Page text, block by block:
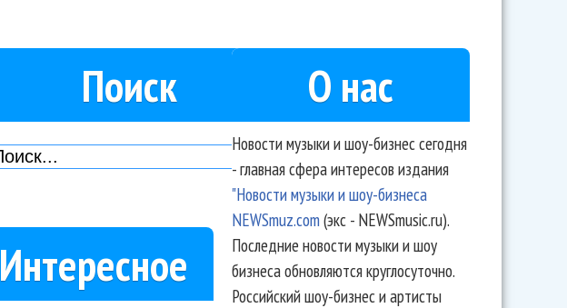
Поиск
Интересное
О нас
Новости музыки и шоу-бизнес сегодня
- главная сфера интересов издания
"Новости музыки и шоу-бизнеса
NEWSmuz.com(экс - NEWSmusic.ru).
Последние новости музыки и шоу
бизнеса обновляются круглосуточно.
Российский шоу-бизнес и артисты